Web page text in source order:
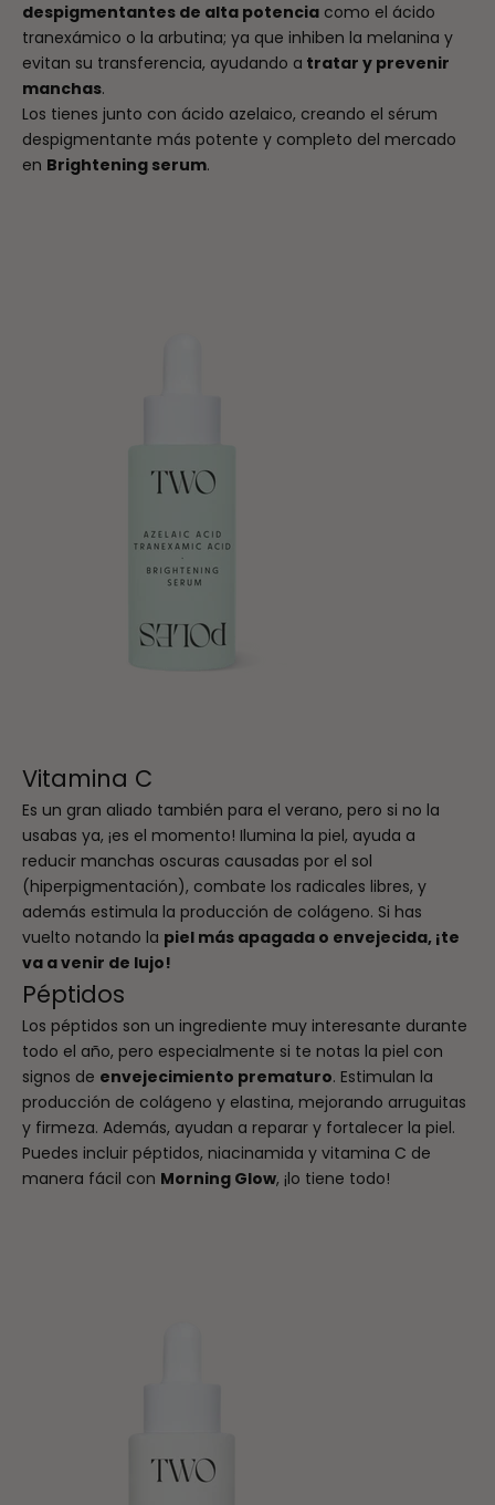
despigmentantes de alta potencia como el ácido
tranexámico o la arbutina; ya que inhiben la melanina y
evitan su transferencia, ayudando a tratar y prevenir
manchas.
Los tienes junto con ácido azelaico, creando el sérum
despigmentante más potente y completo del mercado
en Brightening serum.
Vitamina C
Es un gran aliado también para el verano, pero si no la
usabas ya, ¡es el momento! Ilumina la piel, ayuda a
reducir manchas oscuras causadas por el sol
(hiperpigmentación), combate los radicales libres, y
además estimula la producción de colágeno. Si has
vuelto notando la piel más apagada o envejecida, ¡te
va a venir de lujo!
Péptidos
Los péptidos son un ingrediente muy interesante durante
todo el año, pero especialmente si te notas la piel con
signos de envejecimiento prematuro. Estimulan la
producción de colágeno y elastina, mejorando arruguitas
y firmeza. Además, ayudan a reparar y fortalecer la piel.
Puedes incluir péptidos, niacinamida y vitamina C de
manera fácil con Morning Glow, ¡lo tiene todo!